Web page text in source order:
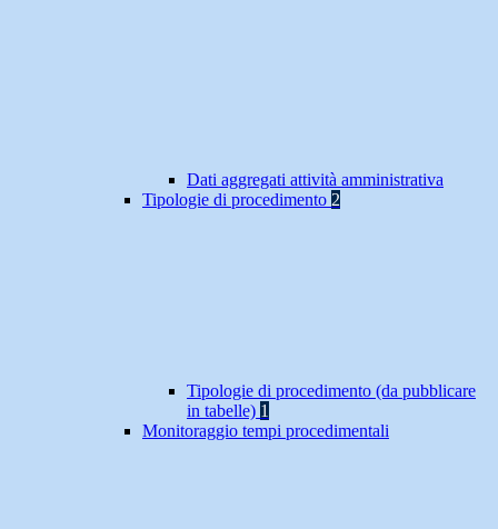
Dati aggregati attività amministrativa
Tipologie di procedimento 2
Tipologie di procedimento (da pubblicare
in tabelle) 1
Monitoraggio tempi procedimentali